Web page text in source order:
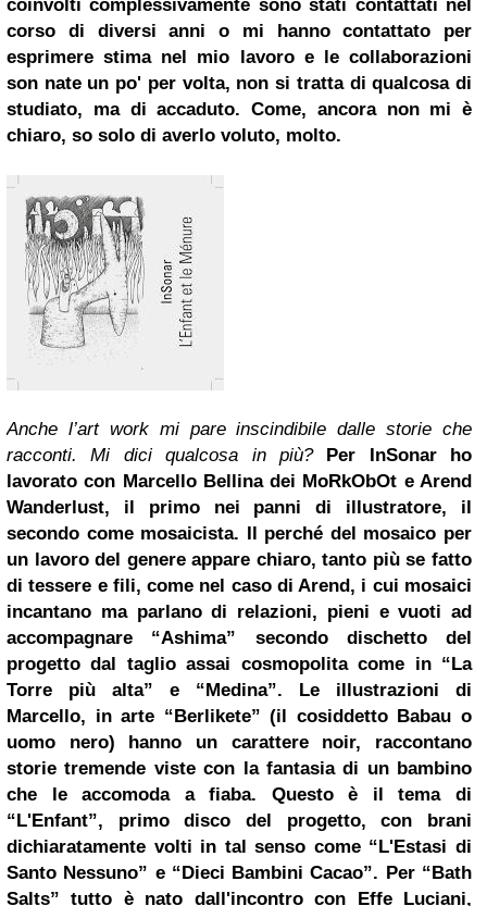
coinvolti complessivamente sono stati contattati nel
corso di diversi anni o mi hanno contattato per
esprimere stima nel mio lavoro e le collaborazioni
son nate un po' per volta, non si tratta di qualcosa di
studiato, ma di accaduto. Come, ancora non mi è
chiaro, so solo di averlo voluto, molto.
Anche l’art work mi pare inscindibile dalle storie che
racconti. Mi dici qualcosa in più?
Per InSonar ho
lavorato con Marcello Bellina dei MoRkObOt e Arend
Wanderlust, il primo nei panni di illustratore, il
secondo come mosaicista. Il perché del mosaico per
un lavoro del genere appare chiaro, tanto più se fatto
di tessere e fili, come nel caso di Arend, i cui mosaici
incantano ma parlano di relazioni, pieni e vuoti ad
accompagnare “Ashima” secondo dischetto del
progetto dal taglio assai cosmopolita come in “La
Torre più alta” e “Medina”. Le illustrazioni di
Marcello, in arte “Berlikete” (il cosiddetto Babau o
uomo nero) hanno un carattere noir, raccontano
storie tremende viste con la fantasia di un bambino
che le accomoda a fiaba. Questo è il tema di
“L'Enfant”, primo disco del progetto, con brani
dichiaratamente volti in tal senso come “L'Estasi di
Santo Nessuno” e “Dieci Bambini Cacao”. Per “Bath
Salts” tutto è nato dall'incontro con Effe Luciani,